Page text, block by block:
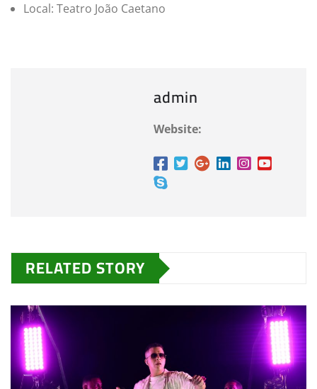
Local: Teatro João Caetano
admin
Website:
RELATED STORY